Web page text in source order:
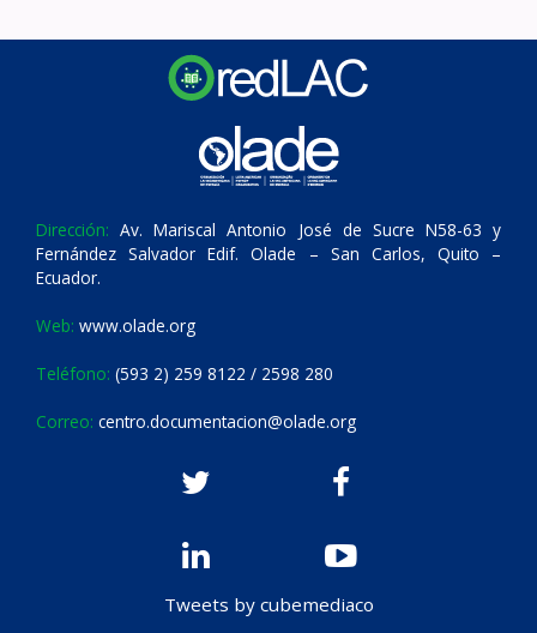
Dirección: Av. Mariscal Antonio José de Sucre N58-63 y
Fernández Salvador Edif. Olade – San Carlos, Quito –
Ecuador.
Web: www.olade.org
Teléfono: (593 2) 259 8122 / 2598 280
Correo: centro.documentacion@olade.org
Tweets by cubemediaco